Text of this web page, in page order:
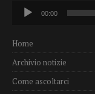
Audio
Player
00:00
Home
Archivio notizie
Come ascoltarci